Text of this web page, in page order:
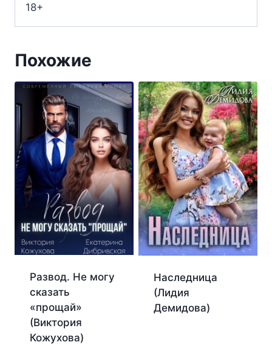
18+
Похожие
Развод. Не могу
сказать
«прощай»
(Виктория
Кожухова)
Наследница
(Лидия
Демидова)